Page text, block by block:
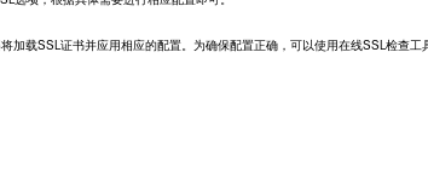
载SSL证书并应用相应的配置。为确保配置正确，可以使用在线SSL检查工